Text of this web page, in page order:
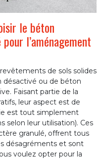
le béton
l’aménagement
de sols solides
désactivé ou de béton
Faisant partie de la
leur aspect est de
est tout simplement
selon leur utilisation). Ces
granulé, offrent tous
désagréments et sont
voulez opter pour la